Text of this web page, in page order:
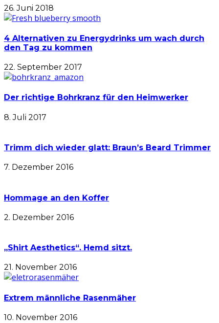
26. Juni 2018
4 Alternativen zu Energydrinks um wach durch
den Tag zu kommen
22. September 2017
Der richtige Bohrkranz für den Heimwerker
8. Juli 2017
Trimm dich wieder glatt: Braun’s Beard Trimmer
7. Dezember 2016
Hommage an den Koffer
2. Dezember 2016
„Shirt Aesthetics“. Hemd sitzt.
21. November 2016
Extrem männliche Rasenmäher
10. November 2016